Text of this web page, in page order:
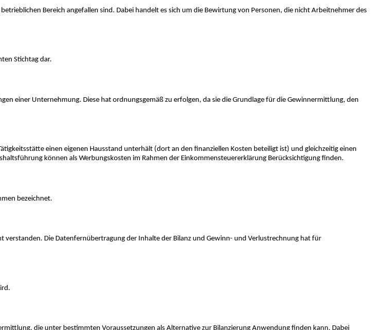
Bereich angefallen sind. Dabei handelt es sich um die Bewirtung von Personen, die nicht Arbeitnehmer des
Stichtag dar.
einer Unternehmung. Diese hat ordnungsgemäß zu erfolgen, da sie die Grundlage für die Gewinnermittlung, den
einen eigenen Hausstand unterhält (dort an den finanziellen Kosten beteiligt ist) und gleichzeitig einen
können als Werbungskosten im Rahmen der Einkommensteuererklärung Berücksichtigung finden.
bezeichnet.
Die Datenfernübertragung der Inhalte der Bilanz und Gewinn- und Verlustrechnung hat für
die unter bestimmten Voraussetzungen als Alternative zur Bilanzierung Anwendung finden kann. Dabei